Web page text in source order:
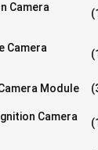
Camera
Camera
Module
Camera